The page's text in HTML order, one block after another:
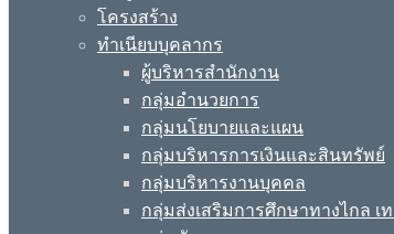
โครงสร้าง
ทำเนียบบุคลากร
ผู้บริหารสำนักงาน
กลุ่มอำนวยการ
กลุ่มนโยบายและแผน
กลุ่มบริหารการเงินและสินทรัพย์
กลุ่มบริหารงานบุคคล
กลุ่มส่งเสริมการศึกษาทางไกล